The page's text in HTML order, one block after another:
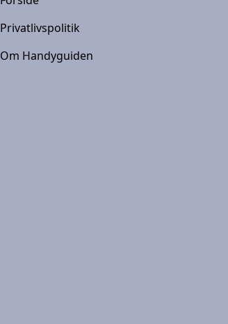
Privatlivspolitik
Om Handyguiden